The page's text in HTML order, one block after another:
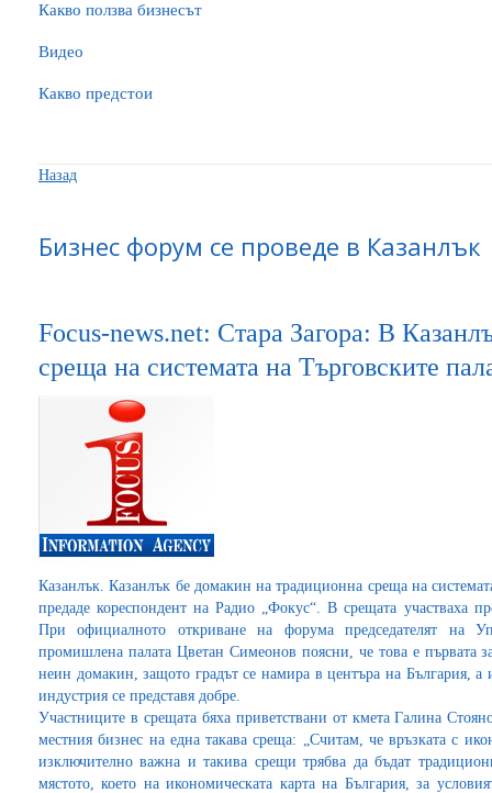
Какво ползва бизнесът
Видео
Какво предстои
Назад
Бизнес форум се проведе в Казанлък
Focus-news.net: Стара Загора: В
среща на системата на Търговските
Казанлък. Казанлък бе домакин на традиционна среща на
предаде кореспондент на Радио „Фокус“. В срещата участваха
При официалното откриване на форума председателят на
промишлена палата Цветан Симеонов поясни, че това е първата
неин домакин, защото градът се намира в центъра на България, а
индустрия се представя добре.
Участниците в срещата бяха приветствани от кмета Галина
местния бизнес на една такава среща: „Считам, че връзката с
изключително важна и такива срещи трябва да бъдат
мястото, което на икономическата карта на България, за